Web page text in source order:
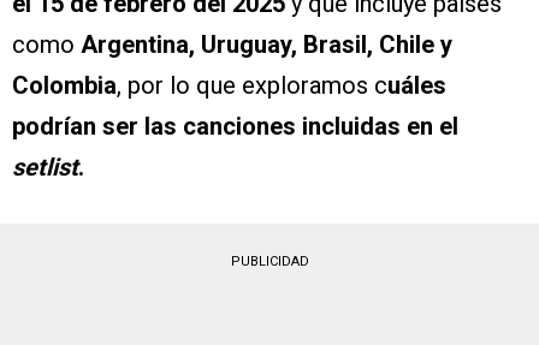
como Argentina, Uruguay, Brasil, Chile y
Colombia, por lo que exploramos cuáles
podrían ser las canciones incluidas en el
setlist.
PUBLICIDAD